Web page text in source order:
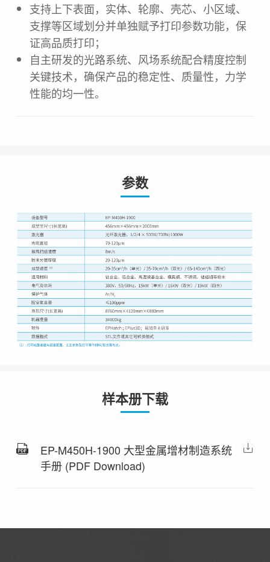
支持上下表面，实体、轮廓、壳芯、小区域、
支撑等区域划分并单独赋予打印参数功能，保
证高品质打印；
自主研发的光路系统、风场系统配合精度控制
关键技术，确保产品的稳定性、质量性，力学
性能的均一性。
参数
样本册下载
EP-M450H-1900 大型金属增材制造系统
手册 (PDF Download)